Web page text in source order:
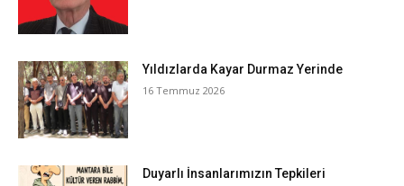
Yıldızlarda Kayar Durmaz Yerinde
16 Temmuz 2026
Duyarlı İnsanlarımızın Tepkileri